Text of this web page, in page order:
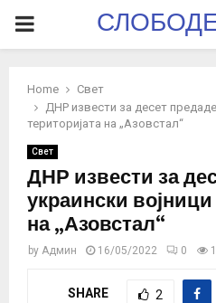
PRIMARY
Home
Свет
ДНР извести за десет
територијата на „Азовстал“
Свет
ДНР извести за
украински
на „Азовстал“
by Админ 16/05/2022 0
SHARE 2